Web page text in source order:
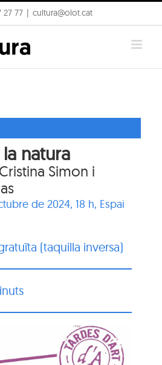
27 77 cultura@olot.cat
natura
Simon i
de 2024, 18 h, Espai
(taquilla inversa)